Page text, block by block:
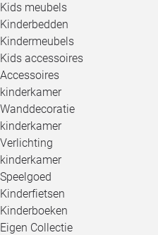
Kids meubels
Kinderbedden
Kindermeubels
Kids accessoires
Accessoires
kinderkamer
Wanddecoratie
kinderkamer
Verlichting
kinderkamer
Speelgoed
Kinderfietsen
Kinderboeken
Eigen Collectie